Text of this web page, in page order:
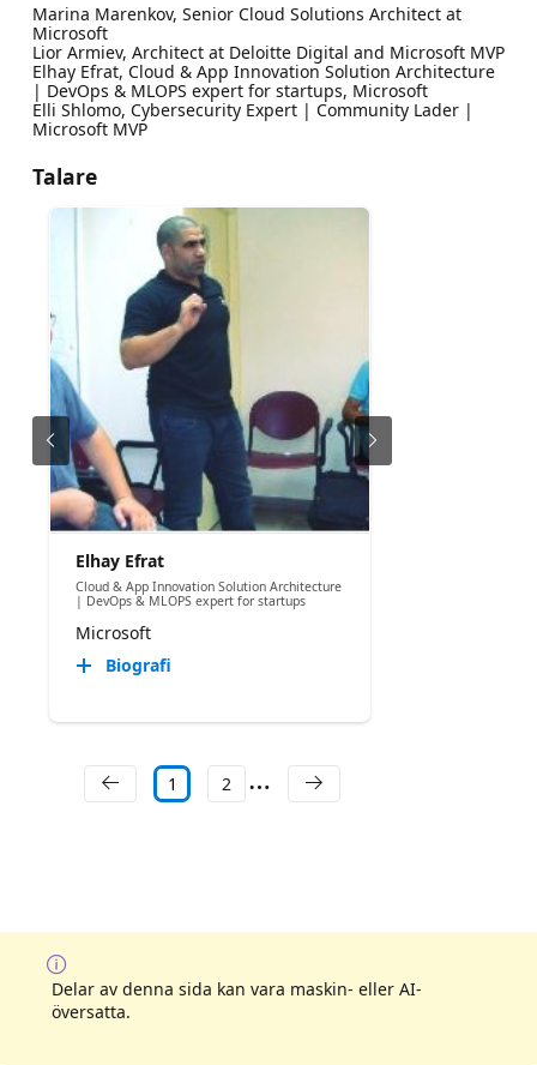
Marina Marenkov, Senior Cloud Solutions Architect at
Microsoft
Lior Armiev, Architect at Deloitte Digital and Microsoft MVP
Elhay Efrat, Cloud & App Innovation Solution Architecture
| DevOps & MLOPS expert for startups, Microsoft
Elli Shlomo, Cybersecurity Expert | Community Lader |
Microsoft MVP
Talare
Elhay Efrat
Cloud & App Innovation Solution Architecture
| DevOps & MLOPS expert for startups
Microsoft
Biografi
1 2
Delar av denna sida kan vara maskin- eller AI-
översatta.